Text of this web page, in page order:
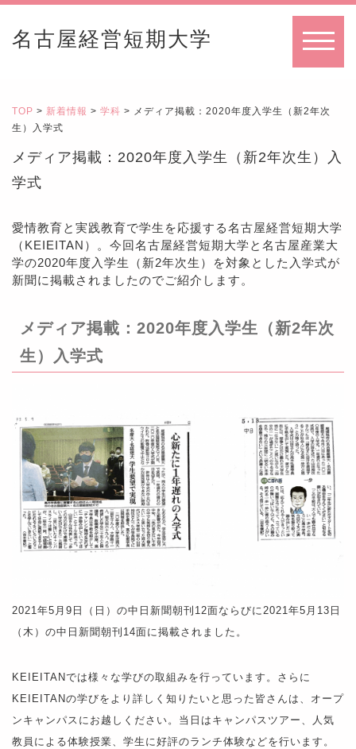
名古屋経営短期大学
TOP > 新着情報 > 学科 > メディア掲載：2020年度入学生（新2年次
生）入学式
メディア掲載：2020年度入学生（新2年次生）入
学式
愛情教育と実践教育で学生を応援する名古屋経営短期大学
（KEIEITAN）。今回名古屋経営短期大学と名古屋産業大
学の2020年度入学生（新2年次生）を対象とした入学式が
新聞に掲載されましたのでご紹介します。
メディア掲載：2020年度入学生（新2年次
生）入学式
2021年5月9日（日）の中日新聞朝刊12面ならびに2021年5月13日
（木）の中日新聞朝刊14面に掲載されました。
KEIEITANでは様々な学びの取組みを行っています。さらに
KEIEITANの学びをより詳しく知りたいと思った皆さんは、オープ
ンキャンパスにお越しください。当日はキャンパスツアー、人気
教員による体験授業、学生に好評のランチ体験などを行います。